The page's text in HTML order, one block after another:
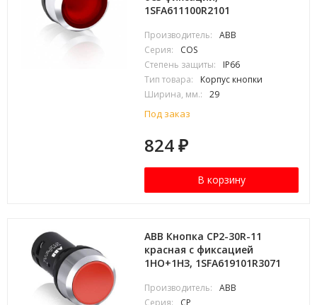
1SFA611100R2101
Производитель:
ABB
Серия:
COS
Степень защиты:
IP66
Тип товара:
Корпус кнопки
Ширина, мм.:
29
Под заказ
824₽
В корзину
ABB Кнопка CP2-30R-11
красная с фиксацией
1НО+1HЗ, 1SFA619101R3071
Производитель:
ABB
Серия:
CP